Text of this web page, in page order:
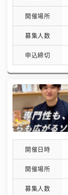
開催場所
募集人数
申込締切
開催日時
開催場所
募集人数